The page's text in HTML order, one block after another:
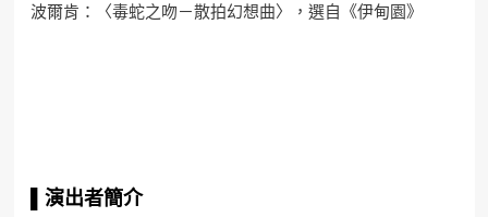
波爾肯：〈毒蛇之吻－散拍幻想曲〉，選自《伊甸園》
演出者簡介